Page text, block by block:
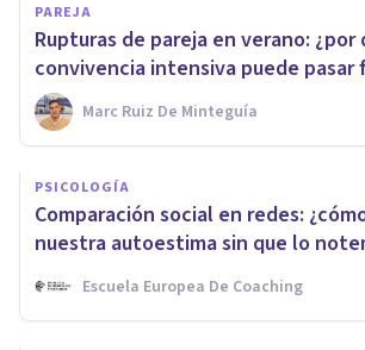
PAREJA
Rupturas de pareja en verano: ¿por
convivencia intensiva puede pasar
Marc Ruiz De Minteguía
PSICOLOGÍA
Comparación social en redes:
nuestra autoestima sin que lo
Escuela Europea De Coaching